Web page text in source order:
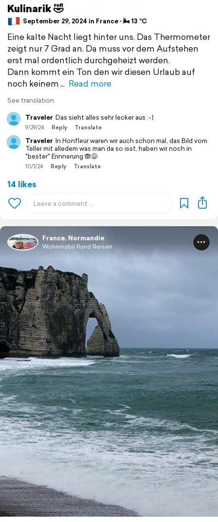
Kulinarik 🤣
September 29, 2024 in France ⋅ 🌬 13 °C
Eine kalte Nacht liegt hinter uns. Das Thermometer
zeigt nur 7 Grad an. Da muss vor dem Aufstehen
erst mal ordentlich durchgeheizt werden.
Dann kommt ein Ton den wir diesen Urlaub auf
noch keinem
Read more
See translation
Traveler Das sieht alles sehr lecker aus :-)
9/29/24 Reply Translate
Traveler In Honfleur waren wir auch schon mal, das Bild vom
Teller mit alledem was man da so isst, haben wir noch in
"bester" Erinnerung 🙈😅
10/1/24 Reply Translate
14 likes
France, Normandie
Wohnmobil Rund Reisen